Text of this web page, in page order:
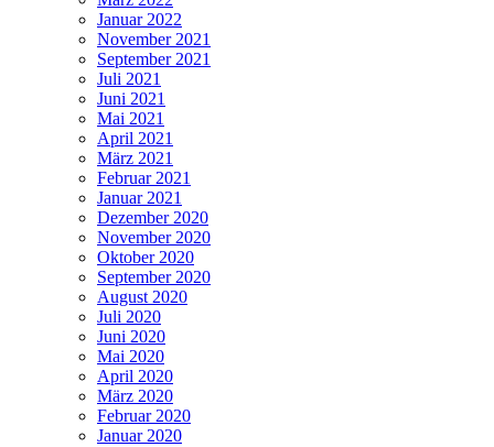
Januar 2022
November 2021
September 2021
Juli 2021
Juni 2021
Mai 2021
April 2021
März 2021
Februar 2021
Januar 2021
Dezember 2020
November 2020
Oktober 2020
September 2020
August 2020
Juli 2020
Juni 2020
Mai 2020
April 2020
März 2020
Februar 2020
Januar 2020